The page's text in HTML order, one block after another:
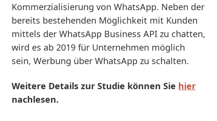
Kommerzialisierung von WhatsApp. Neben der
bereits bestehenden Möglichkeit mit Kunden
mittels der WhatsApp Business API zu chatten,
wird es ab 2019 für Unternehmen möglich
sein, Werbung über WhatsApp zu schalten.
Weitere Details zur Studie können Sie hier
nachlesen.